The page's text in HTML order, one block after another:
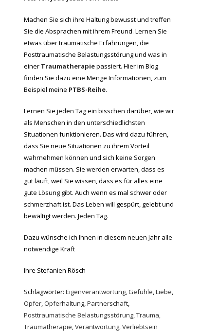
Machen Sie sich ihre Haltung bewusst und treffen
Sie die Absprachen mit ihrem Freund. Lernen Sie
etwas über traumatische Erfahrungen, die
Posttraumatische Belastungsstörung und was in
einer Traumatherapiepassiert. Hier im Blog
finden Sie dazu eine Menge Informationen, zum
Beispiel meine PTBS-Reihe.
Lernen Sie jeden Tag ein bisschen darüber, wie wir
als Menschen in den unterschiedlichsten
Situationen funktionieren. Das wird dazu führen,
dass Sie neue Situationen zu ihrem Vorteil
wahrnehmen können und sich keine Sorgen
machen müssen. Sie werden erwarten, dass es
gut läuft, weil Sie wissen, dass es für alles eine
gute Lösung gibt. Auch wenn es mal schwer oder
schmerzhaft ist. Das Leben will gespürt, gelebt und
bewältigt werden. Jeden Tag.
Dazu wünsche ich Ihnen in diesem neuen Jahr alle
notwendige Kraft
Ihre Stefanien Rösch
Schlagwörter: Eigenverantwortung Gefühle Liebe
Opfer Opferhaltung Partnerschaft
Posttraumatische Belastungsstörung Trauma
Traumatherapie Verantwortung Verliebtsein